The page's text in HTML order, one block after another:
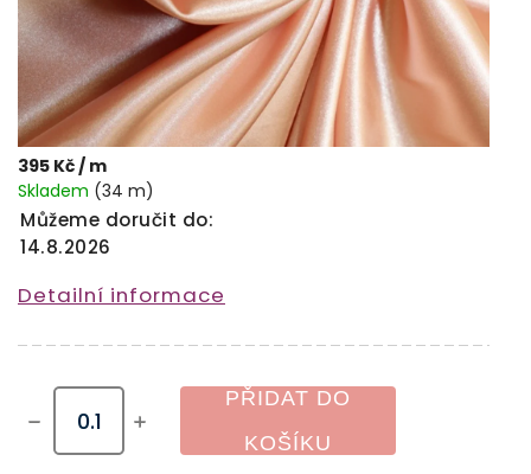
395 Kč/ m
Skladem (34 m)
Můžeme doručit do:
14.8.2026
PŘIDAT DO
KOŠÍKU
Detailní informace